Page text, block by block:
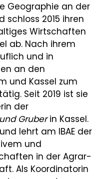
Geographie an der
schloss 2015 ihren
Wirtschaften
ab. Nach ihrem
und in
an den
und Kassel zum
Seit 2019 ist sie
der
Gruberin Kassel.
lehrt am IBAE der
und
in der Agrar-
Als Koordinatorin